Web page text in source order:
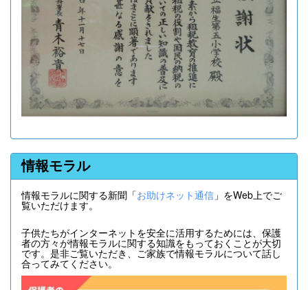
情報モラル
情報モラルに関する新聞「お助けネット通信 」をWeb上でご
覧いただけます。
子供たちがインターネットを安全に活用するためには、保護
者の方々が情報モラルに関する知識をもっておくことが大切
です。是非ご覧いただき、ご家族で情報モラルについて話し
合ってみてください。